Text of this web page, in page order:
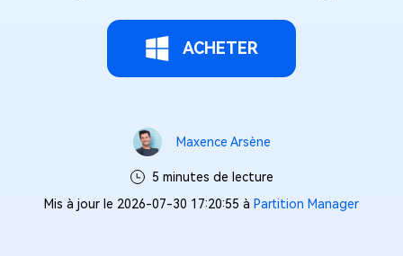
ACHETER
Maxence Arsène
5 minutes de lecture
Mis à jour le 2026-07-30 17:20:55 à Partition Manager